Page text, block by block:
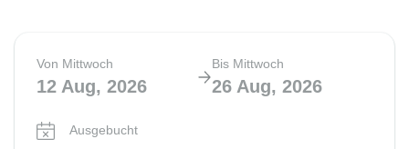
Von Mittwoch
12 Aug, 2026
Bis Mittwoch
26 Aug, 2026
Ausgebucht